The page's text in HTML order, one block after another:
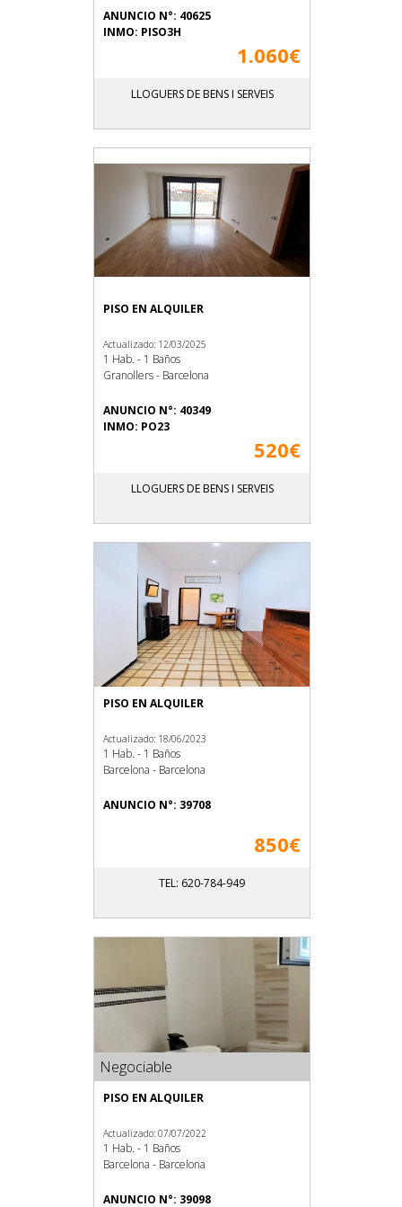
ANUNCIO N°: 40625
INMO: PISO3H
1.060€
LLOGUERS DE BENS I SERVEIS
PISO EN ALQUILER
Actualizado: 12/03/2025
1 Hab. - 1 Baños
Granollers - Barcelona
ANUNCIO N°: 40349
INMO: PO23
520€
LLOGUERS DE BENS I SERVEIS
PISO EN ALQUILER
Actualizado: 18/06/2023
1 Hab. - 1 Baños
Barcelona - Barcelona
ANUNCIO N°: 39708
850€
TEL: 620-784-949
PISO EN ALQUILER
Actualizado: 07/07/2022
1 Hab. - 1 Baños
Barcelona - Barcelona
ANUNCIO N°: 39098
Negociable